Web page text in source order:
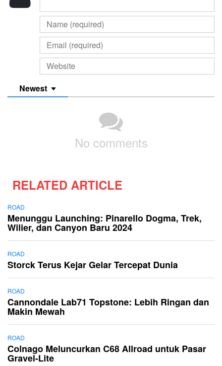
Newest
No comments
RELATED ARTICLE
ROAD
Menunggu Launching: Pinarello Dogma, Trek,
Wilier, dan Canyon Baru 2024
ROAD
Storck Terus Kejar Gelar Tercepat Dunia
ROAD
Cannondale Lab71 Topstone: Lebih Ringan dan
Makin Mewah
ROAD
Colnago Meluncurkan C68 Allroad untuk Pasar
Gravel-Lite